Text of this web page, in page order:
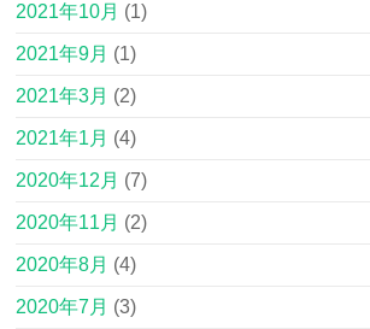
2021年10月 (1)
2021年9月 (1)
2021年3月 (2)
2021年1月 (4)
2020年12月 (7)
2020年11月 (2)
2020年8月 (4)
2020年7月 (3)